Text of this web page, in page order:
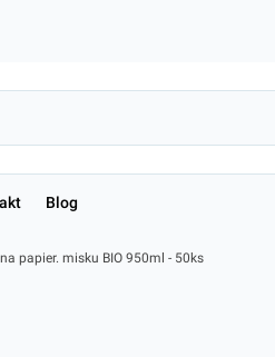
Blog
papier. misku BIO 950ml - 50ks